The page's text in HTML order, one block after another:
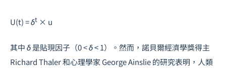
U(t) = δt × u
其中δ是貼現因子（0 <δ< 1）。然而，諾貝爾經濟學獎得主
Richard Thaler 和心理學家 George Ainslie 的研究表明，人類